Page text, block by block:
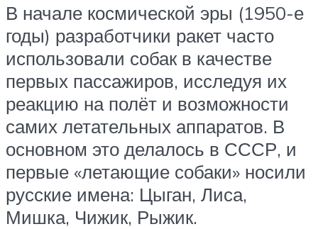
В начале космической эры (1950-е
годы) разработчики ракет часто
использовали собак в качестве
первых пассажиров, исследуя их
реакцию на полёт и возможности
самих летательных аппаратов. В
основном это делалось в СССР, и
первые «летающие собаки» носили
русские имена: Цыган, Лиса,
Мишка, Чижик, Рыжик.